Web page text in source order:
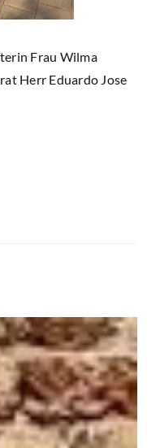
Frau Wilma
Herr Eduardo Jose